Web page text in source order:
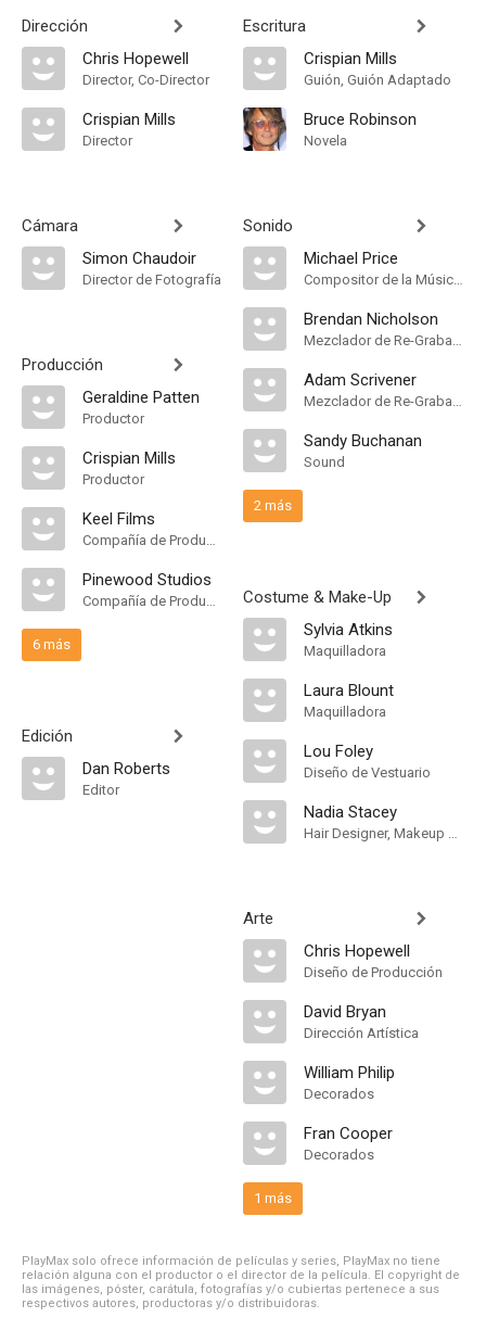
Dirección
Chris Hopewell
Director, Co-Director
Crispian Mills
Director
Cámara
Simon Chaudoir
Director de Fotografía
Producción
Geraldine Patten
Productor
Crispian Mills
Productor
Keel Films
Compañía de Produccion
Pinewood Studios
Compañía de Produccion
6 más
Edición
Dan Roberts
Editor
Escritura
Crispian Mills
Guión, Guión Adaptado
Bruce Robinson
Novela
Sonido
Michael Price
Compositor de la Música Original
Brendan Nicholson
Mezclador de Re-Grabación de Sonido
Adam Scrivener
Mezclador de Re-Grabación de Sonido
Sandy Buchanan
Sound
2 más
Costume & Make-Up
Sylvia Atkins
Maquilladora
Laura Blount
Maquilladora
Lou Foley
Diseño de Vestuario
Nadia Stacey
Hair Designer, Makeup Designer
Arte
Chris Hopewell
Diseño de Producción
David Bryan
Dirección Artística
William Philip
Decorados
Fran Cooper
Decorados
1 más
PlayMax solo ofrece información de películas y series, PlayMax no tiene
relación alguna con el productor o el director de la película. El copyright de
las imágenes, póster, carátula, fotografías y/o cubiertas pertenece a sus
respectivos autores, productoras y/o distribuidoras.